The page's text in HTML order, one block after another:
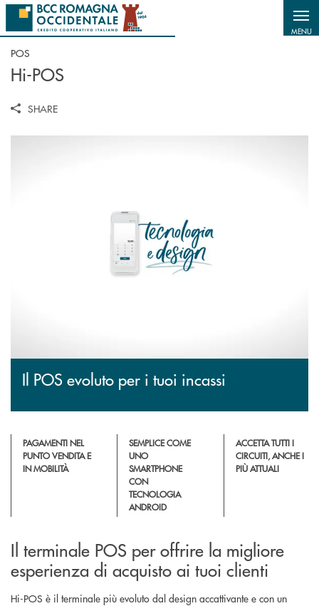
Salta al contenuto principale
MENU
POS
Hi-POS
SHARE
Il POS evoluto per i tuoi incassi
PAGAMENTI NEL
PUNTO VENDITA E
IN MOBILITÀ
SEMPLICE COME
UNO
SMARTPHONE
CON
TECNOLOGIA
ANDROID
ACCETTA TUTTI I
CIRCUITI, ANCHE I
PIÙ ATTUALI
Il terminale POS per offrire la migliore
esperienza di acquisto ai tuoi clienti
Hi-POS è il terminale più evoluto dal design accattivante e con un